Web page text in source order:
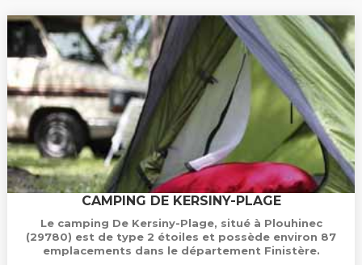
CAMPING DE KERSINY-PLAGE
Le camping De Kersiny-Plage, situé à Plouhinec
(29780) est de type 2 étoiles et possède environ 87
emplacements dans le département Finistère.